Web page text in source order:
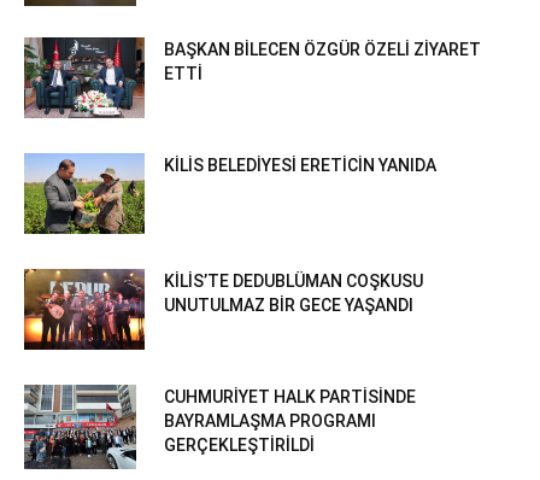
BAŞKAN BİLECEN ÖZGÜR ÖZELİ ZİYARET
ETTİ
KİLİS BELEDİYESİ ERETİCİN YANIDA
KİLİS’TE DEDUBLÜMAN COŞKUSU
UNUTULMAZ BİR GECE YAŞANDI
CUHMURİYET HALK PARTİSİNDE
BAYRAMLAŞMA PROGRAMI
GERÇEKLEŞTİRİLDİ